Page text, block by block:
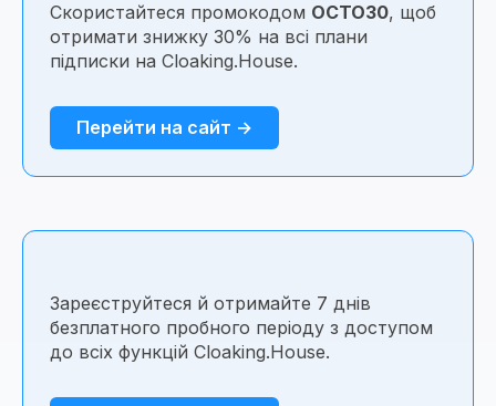
Скористайтеся промокодом OCTO30, щоб
отримати знижку 30% на всі плани
підписки на Cloaking.House.
Перейти на сайт →
Зареєструйтеся й отримайте 7 днів
безплатного пробного періоду з доступом
до всіх функцій Cloaking.House.